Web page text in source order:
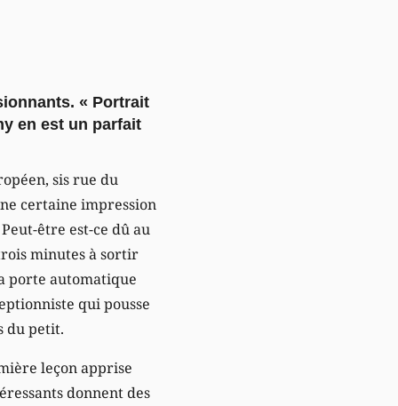
« Portrait
en est un parfait
sis rue du
certaine impression
être est-ce dû au
minutes à sortir
porte automatique
qui pousse
du petit.
leçon apprise
donnent des